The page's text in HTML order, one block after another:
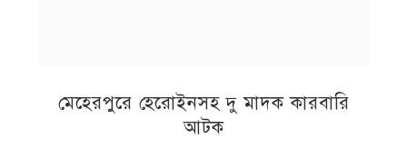
মেহেরপুরে হেরোইনসহ দু মাদক কারবারি
আটক